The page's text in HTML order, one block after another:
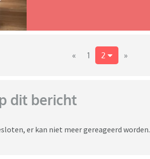
« 1 2 »
dit bericht
er kan niet meer gereageerd worden.